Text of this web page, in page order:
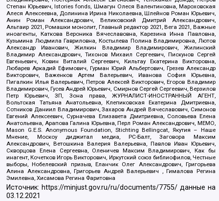
Степан Юрьевич, Istories fonds, Шмагун Олеся Валентиновна, Мароховская
Алеся Алексеевна, Долинина Ирина Николаевна, Шлейнов Роман Юрьевич,
Анин Роман Александрович, Великовский Дмитрий Александрович,
Альтаир 2021, Ромашки монолит, Главный редактор 2021, Вега 2021, Важные
иноагенты, Каткова Вероника Вячеславовна, Карезина Инна Павловна,
Кузьмина Людмила Гавриловна, Костылева Полина Владимировна, Лютов
Александр Иванович, Жилкин Владимир Владимирович, Жилинский
Владимир Александрович, Тихонов Михаил Сергеевич, Пискунов Сергей
Евгеньевич, Ковин Виталий Сергеевич, Кильтау Екатерина Викторовна,
Любарев Аркадий Ефимович, Гурман Юрий Альбертович, Грезев Александр
Викторович, Важенков Артем Валерьевич, Иванова София Юрьевна,
Пигалкин Илья Валерьевич, Петров Алексей Викторович, Егоров Владимир
Владимирович, Гусев Андрей Юрьевич, Смирнов Сергей Сергеевич, Верзилов
Петр Юрьевич, ЗП, Зона права, ЖУРНАЛИСТ-ИНОСТРАННЫЙ АГЕНТ,
Вольтская Татьяна Анатольевна, Клепиковская Екатерина Дмитриевна,
Сотников Даниил Владимирович, Захаров Андрей Вячеславович, Симонов
Евгений Алексеевич, Сурначева Елизавета Дмитриевна, Соловьева Елена
Анатольевна, Арапова Галина Юрьевна, Перл Роман Александрович, МЕМО,
Mason G.E.S. Anonymous Foundation, Stichting Bellingcat, Якутия – Наше
Мнение, Москоу диджитал медиа, РС-Балт, Заговора Максим
Александрович, Ветошкина Валерия Валерьевна, Павлов Иван Юрьевич,
Скворцова Елена Сергеевна, Оленичев Максим Владимирович, Как бы
инагент, Кочетков Игорь Викторович, Иркутский союз библиофилов, Честные
выборы, Нобелевский призыв, Еланчик Олег Александрович, Григорьева
Алина Александровна, Григорьев Андрей Валерьевич , Гималова Регина
Эмилевна, Хисамова Регина Фаритовна
Источник: https://minjust.gov.ru/ru/documents/7755/ данные на
03.12.2021